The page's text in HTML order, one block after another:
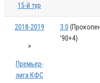
15-й тур
2018-2019
»
Премьер-
лига КФС
3:0
'90+4)